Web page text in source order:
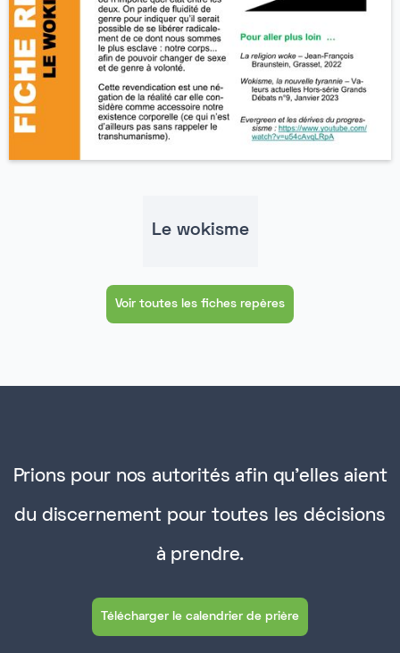
Le wokisme
Voir toutes les fiches repères
Prions pour nos autorités afin qu'elles aient
du discernement pour toutes les décisions
à prendre.
Télécharger le calendrier de prière